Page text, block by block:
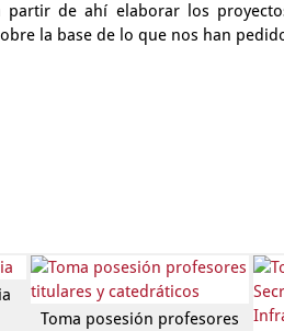
partir de ahí elaborar los
la base de lo que nos han
Toma posesión profesores